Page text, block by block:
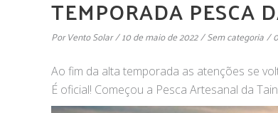
TEMPORADA PESCA
Por Vento Solar 10 de maio de 2022 Sem categoria
Ao fim da alta temporada as atenções se
É oficial! Começou a Pesca Artesanal da